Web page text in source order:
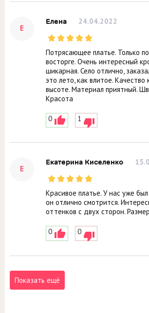
Е
Елена 24.04.2022
Потрясающее платье. Только
восторге. Очень интересный
шикарная. Село отлично,
это лето, как влитое. Качество
высоте. Материал приятный.
Красота
0 1
Е
Екатерина Киселенко
Красивое платье. У нас уже
он отлично смотрится.
оттенков с двух сторон.
0 0
Показать ещё